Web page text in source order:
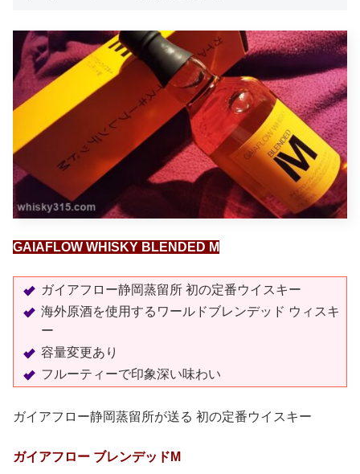
GAIAFLOW WHISKY BLENDED M
ガイアフロー静岡蒸留所 初の定番ウイスキー
海外原酒を使用するワールドブレンデッド ウィスキ
ー
容量変更あり
フルーティーで印象深い味わい
ガイアフロー静岡蒸留所が送る 初の定番ウイスキー
ガイアフロー ブレンデッドM